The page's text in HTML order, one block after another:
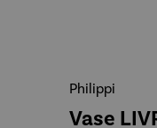
Philippi
Vase